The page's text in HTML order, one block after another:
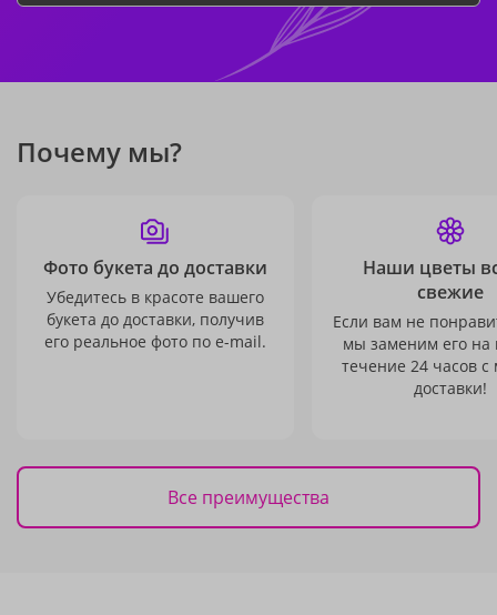
Почему мы?
Фото букета до доставки
Убедитесь в красоте вашего
букета до доставки, получив
его реальное фото по e-mail.
Наши цветы
свежие
Если вам не
мы заменим его на
течение 24 часов с
доставки!
Все преимущества